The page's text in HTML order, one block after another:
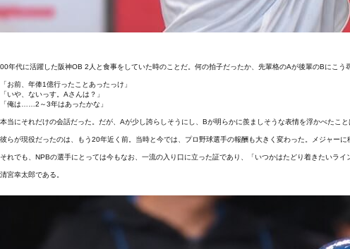
00年代に活躍した阪神OB 2人と食事をしていた時のことだ。何の拍子だったか、先輩格のAが後輩のBにこう
「お前、年俸1億行ったことあったっけ」
「いや、ないっす。Aさんは？」
「俺は……2～3年はあったかな」
本当にそれだけの会話だった。だが、Aが少し誇らしそうにし、Bが明らかに羨ましそうな表情を浮かべたこと
彼らが現役だったのは、もう20年近く前。当時と今では、プロ野球選手の報酬も大きく変わった。メジャー
それでも、NPBの選手にとっては今もなお、一流の入り口に立った証であり、「いつかはたどり着きたいラ
清宮幸太郎である。